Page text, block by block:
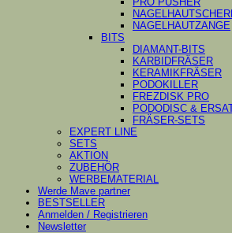
NAGELHAUTZANGE
BITS
DIAMANT-BITS
KARBIDFRÄSER
KERAMIKFRÄSER
PODOKILLER
FREZDISK PRO
PODODISC &
FRÄSER-SETS
EXPERT LINE
SETS
AKTION
ZUBEHÖR
WERBEMATERIAL
Werde Mave partner
BESTSELLER
Anmelden / Registrieren
Newsletter